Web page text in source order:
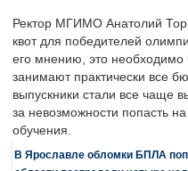
Ректор МГИМО Анатолий
квот для победителей
его мнению, это необходимо
занимают практически все
выпускники стали все чаще
за невозможности попасть
обучения.
В Ярославле обломки БПЛА